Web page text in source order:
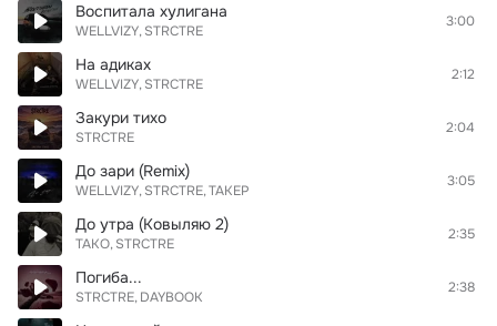
Воспитала хулигана
WELLVIZY STRCTRE
3:00
На адиках
WELLVIZY STRCTRE
2:12
Закури тихо
STRCTRE
2:04
До зари (Remix)
WELLVIZY STRCTRE ТАКЕР
3:05
До утра (Ковыляю 2)
ТАКО STRCTRE
2:35
Погиба...
STRCTRE DAYBOOK
2:38